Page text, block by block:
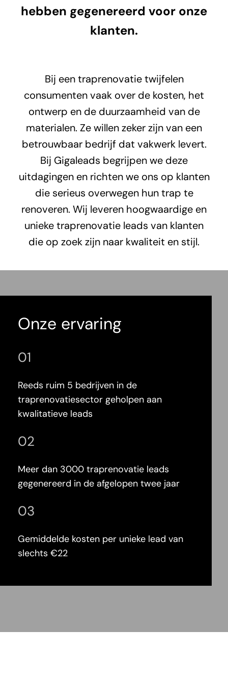
hebben gegenereerd voor onze
klanten.
Bij een traprenovatie twijfelen
consumenten vaak over de kosten, het
ontwerp en de duurzaamheid van de
materialen. Ze willen zeker zijn van een
betrouwbaar bedrijf dat vakwerk levert.
Bij Gigaleads begrijpen we deze
uitdagingen en richten we ons op klanten
die serieus overwegen hun trap te
renoveren. Wij leveren hoogwaardige en
unieke traprenovatie leads van klanten
die op zoek zijn naar kwaliteit en stijl.
Onze ervaring
01
Reeds ruim 5 bedrijven in de
traprenovatiesector geholpen aan
kwalitatieve leads
02
Meer dan 3000 traprenovatie leads
gegenereerd in de afgelopen twee jaar
03
Gemiddelde kosten per unieke lead van
slechts €22